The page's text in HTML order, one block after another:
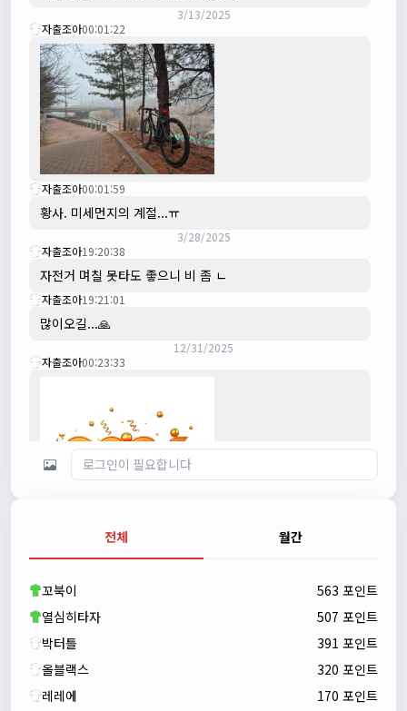
3/13/2025
자출조아00:01:22
자출조아00:01:59
황사. 미세먼지의 계절...ㅠ
3/28/2025
자출조아19:20:38
자전거 며칠 못타도 좋으니 비 좀 ㄴ
자출조아19:21:01
많이오길...🙏
12/31/2025
자출조아00:23:33
새해 복많이 받으세요!!
자출조아00:23:55
전체 월간
꼬북이
563 포인트
열심히타자
507 포인트
박터틀
391 포인트
올블랙스
320 포인트
레레에
170 포인트